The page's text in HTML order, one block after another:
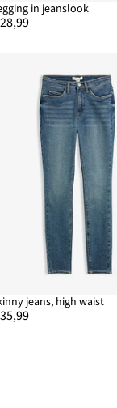
in jeanslook
jeans, high waist